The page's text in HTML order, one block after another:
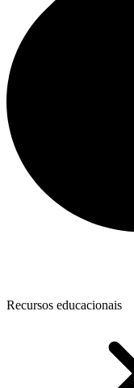
Recursos educacionais